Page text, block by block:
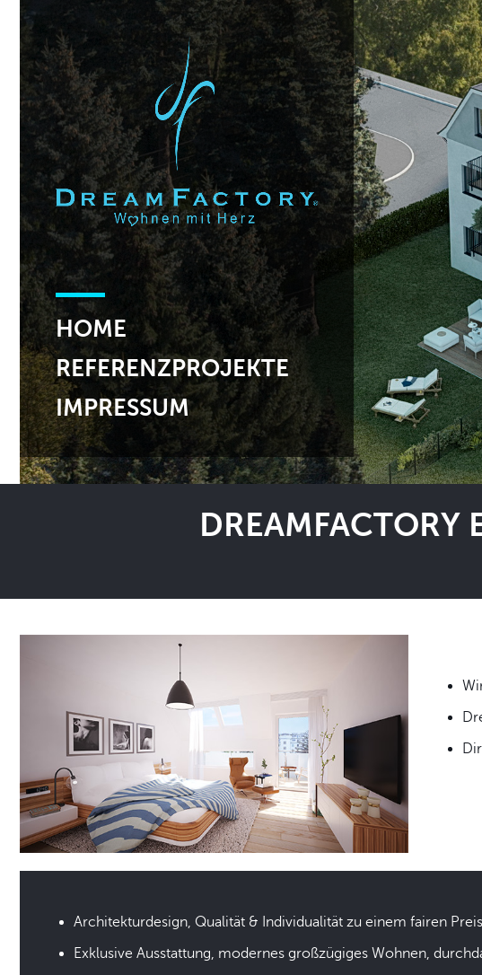
HOME
REFERENZPROJEKTE
IMPRESSUM
DREAMFACTORY
Architekturdesign, Qualität & Individualität zu einem fairen Preis
Exklusive Ausstattung, modernes großzügiges Wohnen,